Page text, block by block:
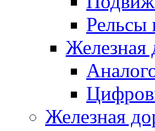
Рельсы
Железная
Железная